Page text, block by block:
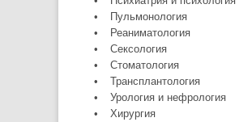
•
Пульмонология
•
Реаниматология
•
Сексология
•
Стоматология
•
Трансплантология
•
Урология и нефрология
•
Хирургия